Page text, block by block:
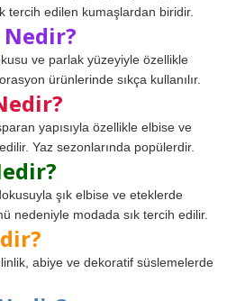
tercih edilen kumaşlardan biridir.
ve parlak yüzeyiyle özellikle
ürünlerinde sıkça kullanılır.
yapısıyla özellikle elbise ve
Yaz sezonlarında popülerdir.
şık elbise ve eteklerde
nedeniyle modada sık tercih edilir.
abiye ve dekoratif süslemelerde